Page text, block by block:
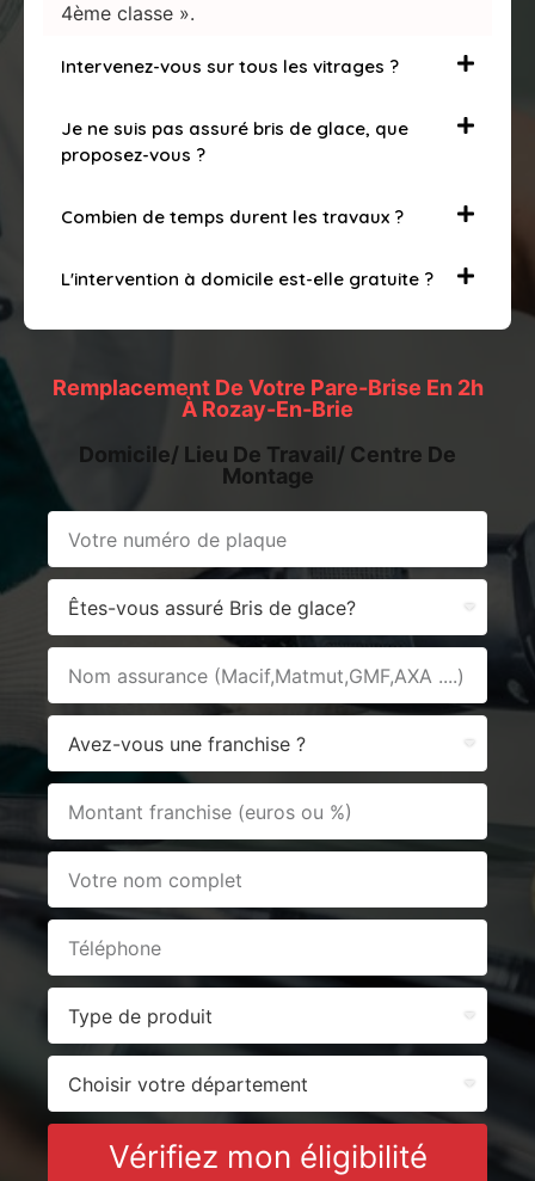
4ème classe ».
Intervenez-vous sur tous les vitrages ?
Je ne suis pas assuré bris de glace, que
proposez-vous ?
Combien de temps durent les travaux ?
L'intervention à domicile est-elle gratuite ?
Remplacement De Votre Pare-Brise En 2h
À Rozay-En-Brie
Domicile/ Lieu De Travail/ Centre De
Montage
Vérifiez mon éligibilité